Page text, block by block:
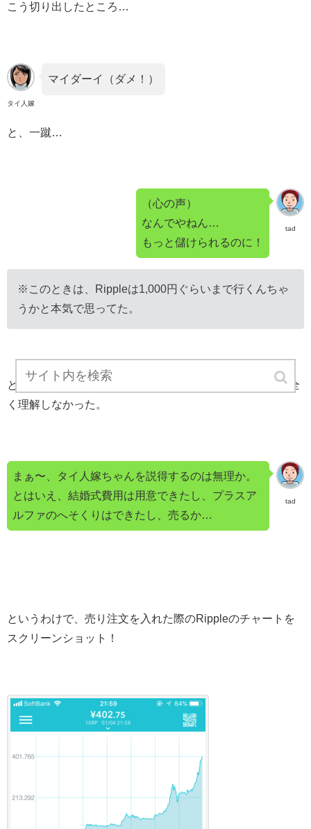
こう切り出したところ…
タイ人嫁
マイダーイ（ダメ！）
と、一蹴…
tad
（心の声）
なんでやねん…
もっと儲けられるのに！
※このときは、Rippleは1,000円ぐらいまで行くんちゃ
うかと本気で思ってた。
と、思いつつ、嫁はtadのアゲアゲな投機（博打）状況を全
く理解しなかった。
tad
まぁ〜、タイ人嫁ちゃんを説得するのは無理か。
とはいえ、結婚式費用は用意できたし、プラスア
ルファのへそくりはできたし、売るか…
というわけで、売り注文を入れた際のRippleのチャートを
スクリーンショット！